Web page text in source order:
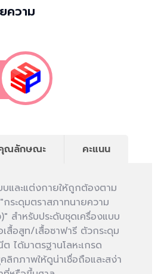
ความ
ณลักษณะ คะแนน
และแต่งกายให้ถูกต้องตาม
ระดุมตราสภาทนายความ
สำหรับประดับชุดเครื่องแบบ
สื้อสูท/เสื้อซาฟารี ตัวกระดุม
ได้มาตรฐานโลหะเกรด
ลิกภาพให้ดูน่าเชื่อถือและสง่า